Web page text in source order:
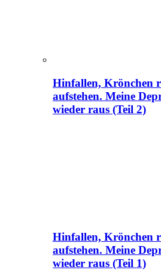
Hinfallen, Krönchen
aufstehen. Meine
wieder raus (Teil 2)
Hinfallen, Krönchen
aufstehen. Meine
wieder raus (Teil 1)